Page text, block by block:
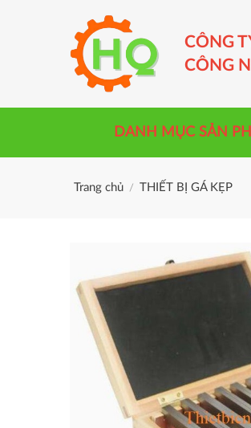
CÔNG
CÔNG
DANH MỤC SẢN
Trang chủ / THIẾT BỊ GÁ KẸP